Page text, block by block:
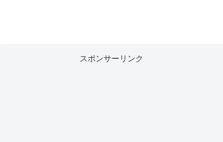
スポンサーリンク